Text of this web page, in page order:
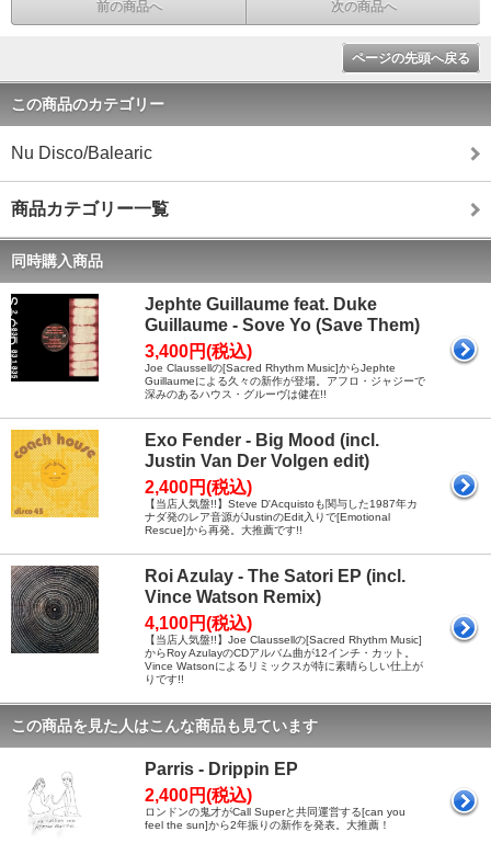
前の商品へ 次の商品へ
ページの先頭へ戻る
この商品のカテゴリー
Nu Disco/Balearic
商品カテゴリー一覧
同時購入商品
Jephte Guillaume feat. Duke
Guillaume - Sove Yo (Save Them)
3,400円(税込)
Joe Claussellの[Sacred Rhythm Music]からJephte
Guillaumeによる久々の新作が登場。アフロ・ジャジーで
深みのあるハウス・グルーヴは健在!!
Exo Fender - Big Mood (incl.
Justin Van Der Volgen edit)
2,400円(税込)
【当店人気盤!!】Steve D'Acquistoも関与した1987年カ
ナダ発のレア音源がJustinのEdit入りで[Emotional
Rescue]から再発。大推薦です!!
Roi Azulay - The Satori EP (incl.
Vince Watson Remix)
4,100円(税込)
【当店人気盤!!】Joe Claussellの[Sacred Rhythm Music]
からRoy AzulayのCDアルバム曲が12インチ・カット。
Vince Watsonによるリミックスが特に素晴らしい仕上が
りです!!
この商品を見た人はこんな商品も見ています
Parris - Drippin EP
2,400円(税込)
ロンドンの鬼才がCall Superと共同運営する[can you
feel the sun]から2年振りの新作を発表。大推薦！